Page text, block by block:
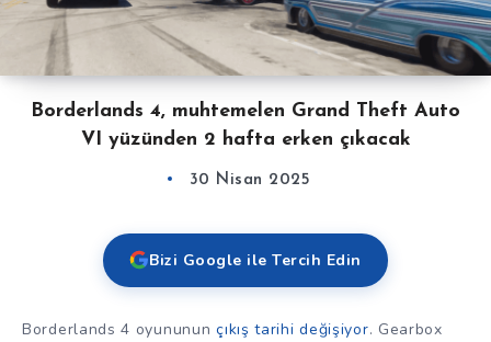
Borderlands 4, muhtemelen Grand Theft Auto
VI yüzünden 2 hafta erken çıkacak
30 Nisan 2025
Bizi Google ile Tercih Edin
Borderlands 4 oyunununçıkış tarihi değişiyor. Gearbox